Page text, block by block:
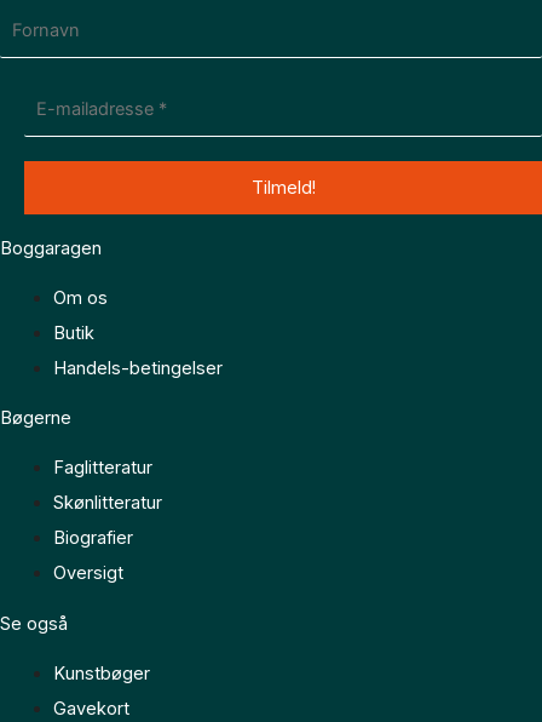
Boggaragen
Om os
Butik
Handels-betingelser
Bøgerne
Faglitteratur
Skønlitteratur
Biografier
Oversigt
Se også
Kunstbøger
Gavekort